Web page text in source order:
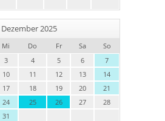
Dezember 2025
Mi Do Fr Sa
So
3 4 5 6
7
10 11 12 13
14
17 18 19 20
21
24 25 26 27
28
31